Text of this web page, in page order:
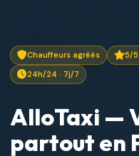
Chauffeurs agréés 5/5
24h/24 · 7j/7
AlloTaxi —
partout en